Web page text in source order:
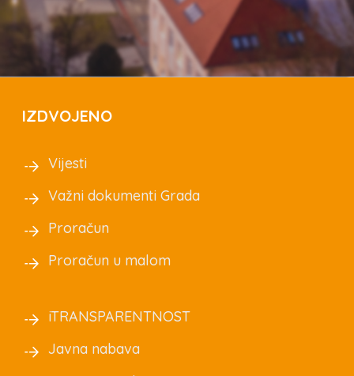
IZDVOJENO
Vijesti
Važni dokumenti Grada
Proračun
Proračun u malom
iTRANSPARENTNOST
Javna nabava